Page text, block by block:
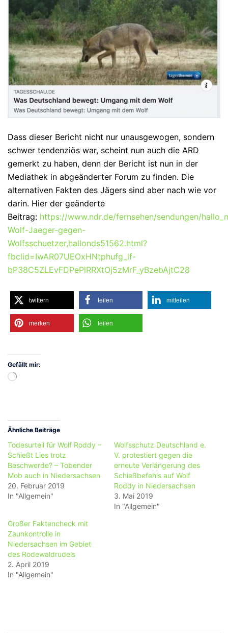
Dass dieser Bericht nicht nur unausgewogen, sondern
schwer tendenziös war, scheint nun auch die ARD
gemerkt zu haben, denn der Bericht ist nun in der
Mediathek in abgeänderter Forum zu finden. Die
alternativen Fakten des Jägers sind aber nach wie vor
darin. Hier der geänderte
Beitrag: https://www.ndr.de/fernsehen/sendungen/
Wolf-Jaeger-gegen-
Wolfsschuetzer,hallonds51562.html?
fbclid=IwAR07UEOxHNtphufg_lf-
bP38C5ZLEvFDPePlRRXtOj5zMrF_yBzebAjtC28
twittern teilen mitteilen
merken teilen
Gefällt mir:
Wird
Ähnliche Beiträge
Todesurteil für Wolf Roddy –
Schießt Lies trotz
Beschwerde? – Tobender
Mob auch in Niedersachsen
20. Februar 2019
In "Allgemein"
Wolfsschutz Deutschland e.
V. protestiert gegen die
erneute Verlängerung des
Schießbefehls auf Wolf
Roddy in Niedersachsen
3. Mai 2019
In "Allgemein"
Großer Faktencheck mit
Zaunkontrolle in
Niedersachsen im Gebiet
des Rodewaldrudels
2. April 2019
In "Allgemein"